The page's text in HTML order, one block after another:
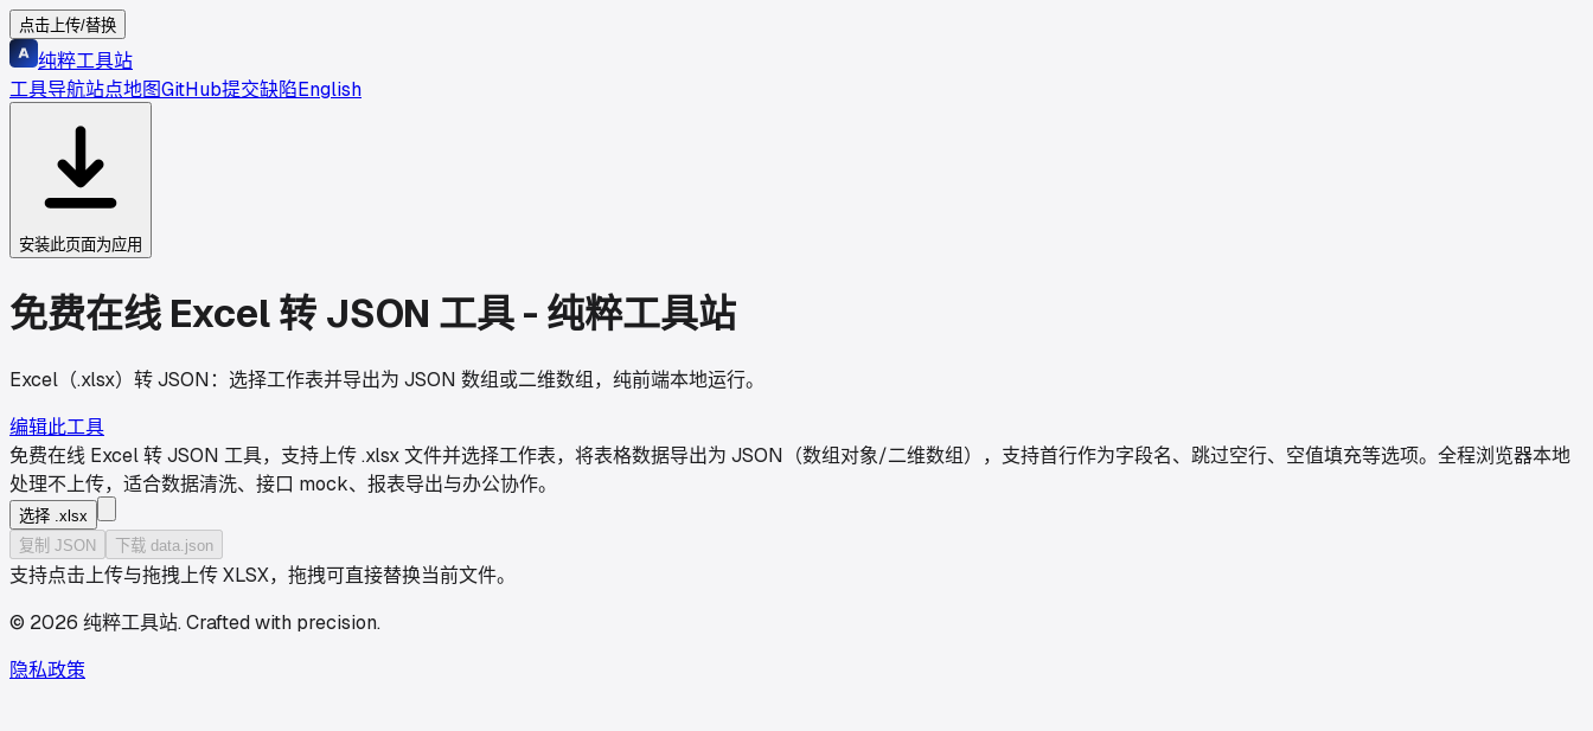
点击上传/替换
纯粹工具站
工具导航站点地图GitHub提交缺陷English
安装此页面为应用
免费在线 Excel 转 JSON 工具 - 纯粹工具站
Excel（.xlsx）转 JSON：选择工作表并导出为 JSON 数组或二维数组，纯前端本地运行。
编辑此工具
免费在线 Excel 转 JSON 工具，支持上传 .xlsx 文件并选择工作表，将表格数据导出为 JSON（数组对象/二维数组），支持首行作为字段名、跳过空行、空值填充等选项。全程浏览器本地
处理不上传，适合数据清洗、接口 mock、报表导出与办公协作。
选择 .xlsx
复制 JSON
下载 data.json
支持点击上传与拖拽上传 XLSX，拖拽可直接替换当前文件。
© 2026 纯粹工具站.Crafted with precision.
隐私政策